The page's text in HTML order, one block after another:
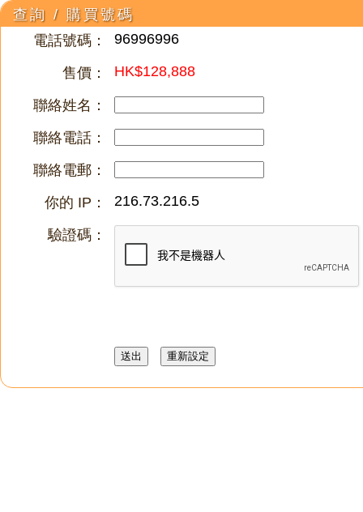
查詢 / 購買號碼
電話號碼：
96996996
售價： HK$128,888
聯絡姓名：
聯絡電話：
聯絡電郵：
你的 IP：
216.73.216.5
驗證碼：